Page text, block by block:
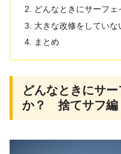
どんなときにサーフ
大きな改修をしていな
まとめ
どんなときにサ
か？ 捨てサフ編